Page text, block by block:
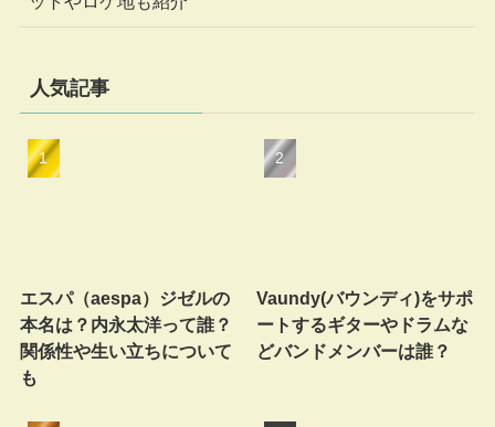
人気記事
エスパ（aespa）ジゼルの
本名は？内永太洋って誰？
関係性や生い立ちについて
も
Vaundy(バウンディ)をサポ
ートするギターやドラムな
どバンドメンバーは誰？